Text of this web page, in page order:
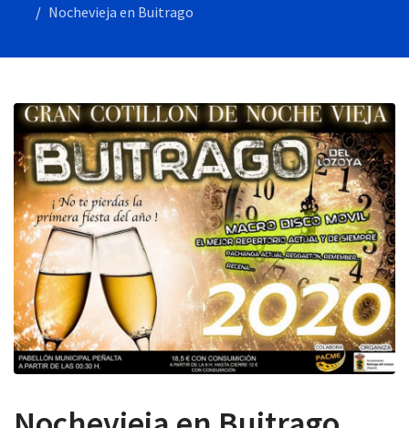
Nochevieja en Buitrago